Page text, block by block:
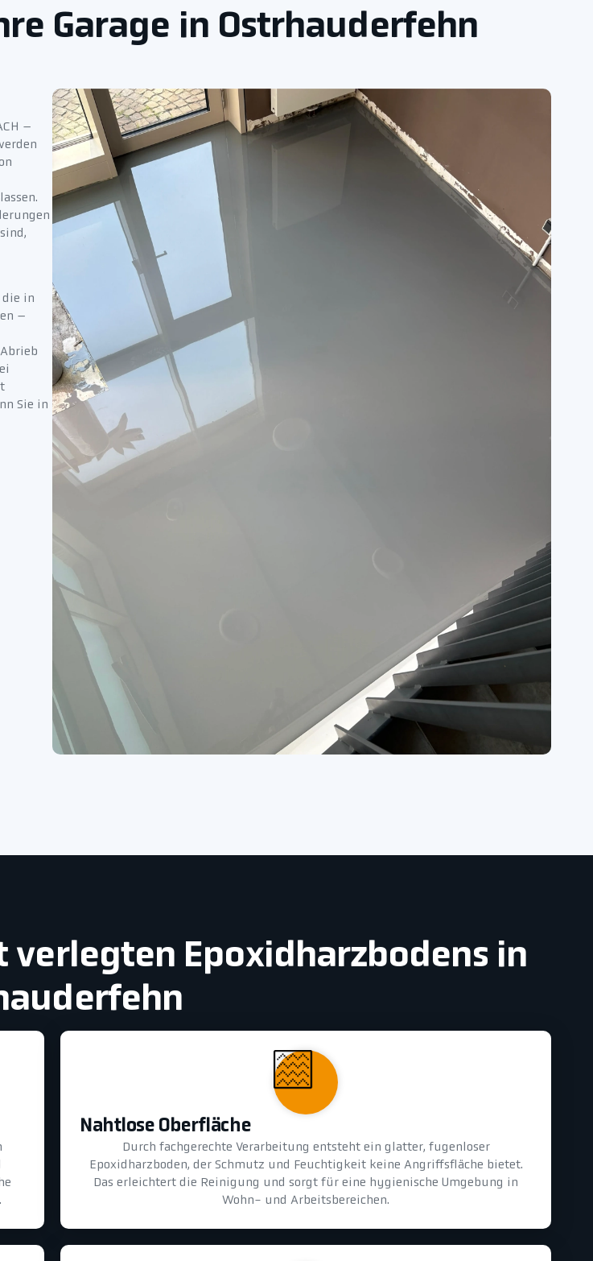
Garage in Ostrhauderfehn
–
die in
–
Sie in
Epoxidharzbodens in
Nahtlose Oberfläche
Durch fachgerechte Verarbeitung entsteht ein glatter, fugenloser
Epoxidharzboden, der Schmutz und Feuchtigkeit keine Angriffsfläche bietet.
Das erleichtert die Reinigung und sorgt für eine hygienische Umgebung in
Wohn- und Arbeitsbereichen.